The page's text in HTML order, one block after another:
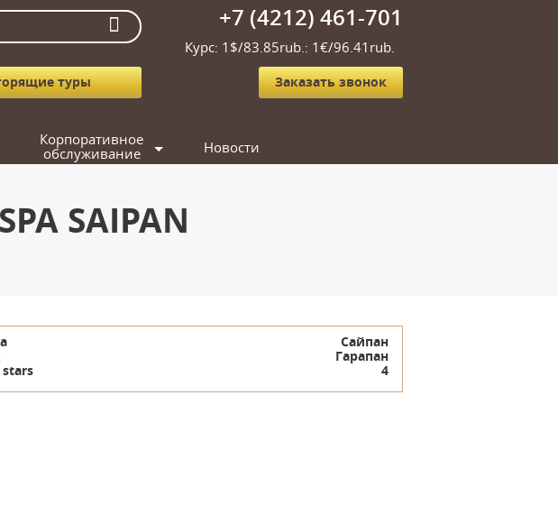
туры
+7 (4212) 461-701
Курс: 1$/83.85rub.: 1€/96.41rub.
Заказать звонок
Корпоративное
обслуживание
Новости
SAIPAN
Сайпан
Гарапан
4